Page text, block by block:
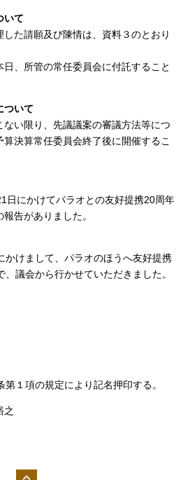
いて
た請願及び陳情は、資料３のとおり
、所管の常任委員会に付託すること
ついて
い限り、先議議案の審議方法等につ
決算常任委員会終了後に開催するこ
にかけてパラオとの友好提携20周年
告がありました。
かけまして、パラオのほうへ友好提携
議会から行かせていただきました。
１項の規定により記名押印する。